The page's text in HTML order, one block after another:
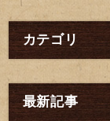
カテゴリ
最新記事